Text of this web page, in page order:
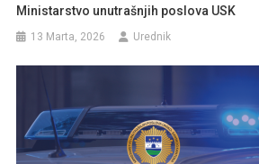
Ministarstvo unutrašnjih poslova USK
13 Marta, 2026 Urednik